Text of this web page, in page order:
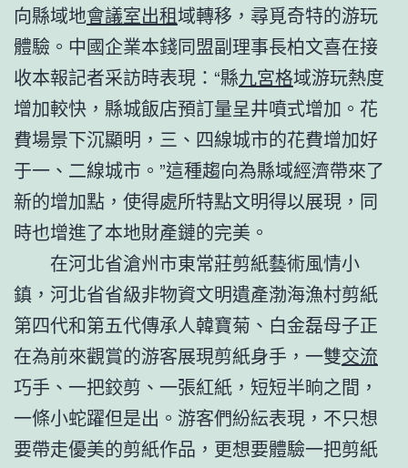
向縣域地會議室出租域轉移，尋覓奇特的游玩
體驗。中國企業本錢同盟副理事長柏文喜在接
收本報記者采訪時表現：“縣九宮格域游玩熱度
增加較快，縣城飯店預訂量呈井噴式增加。花
費場景下沉顯明，三、四線城市的花費增加好
于一、二線城市。”這種趨向為縣域經濟帶來了
新的增加點，使得處所特點文明得以展現，同
時也增進了本地財產鏈的完美。
在河北省滄州市東常莊剪紙藝術風情小
鎮，河北省省級非物資文明遺產渤海漁村剪紙
第四代和第五代傳承人韓寶菊、白金磊母子正
在為前來觀賞的游客展現剪紙身手，一雙交流
巧手、一把鉸剪、一張紅紙，短短半晌之間，
一條小蛇躍但是出。游客們紛紜表現，不只想
要帶走優美的剪紙作品，更想要體驗一把剪紙